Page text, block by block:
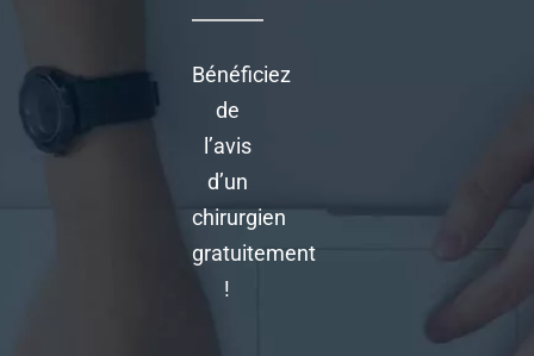
Bénéficiez
de
l’avis
d’un
chirurgien
gratuitement
!